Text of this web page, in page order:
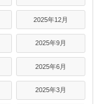
2025年12月
2025年9月
2025年6月
2025年3月